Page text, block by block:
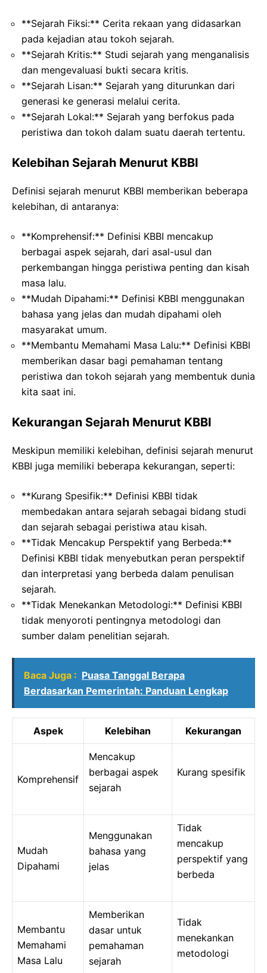
**Sejarah Fiksi:** Cerita rekaan yang didasarkan
pada kejadian atau tokoh sejarah.
**Sejarah Kritis:** Studi sejarah yang menganalisis
dan mengevaluasi bukti secara kritis.
**Sejarah Lisan:** Sejarah yang diturunkan dari
generasi ke generasi melalui cerita.
**Sejarah Lokal:** Sejarah yang berfokus pada
peristiwa dan tokoh dalam suatu daerah tertentu.
Kelebihan Sejarah Menurut KBBI
Definisi sejarah menurut KBBI memberikan beberapa
kelebihan, di antaranya:
**Komprehensif:** Definisi KBBI mencakup
berbagai aspek sejarah, dari asal-usul dan
perkembangan hingga peristiwa penting dan kisah
masa lalu.
**Mudah Dipahami:** Definisi KBBI menggunakan
bahasa yang jelas dan mudah dipahami oleh
masyarakat umum.
**Membantu Memahami Masa Lalu:** Definisi KBBI
memberikan dasar bagi pemahaman tentang
peristiwa dan tokoh sejarah yang membentuk dunia
kita saat ini.
Kekurangan Sejarah Menurut KBBI
Meskipun memiliki kelebihan, definisi sejarah menurut
KBBI juga memiliki beberapa kekurangan, seperti:
**Kurang Spesifik:** Definisi KBBI tidak
membedakan antara sejarah sebagai bidang studi
dan sejarah sebagai peristiwa atau kisah.
**Tidak Mencakup Perspektif yang Berbeda:**
Definisi KBBI tidak menyebutkan peran perspektif
dan interpretasi yang berbeda dalam penulisan
sejarah.
**Tidak Menekankan Metodologi:** Definisi KBBI
tidak menyoroti pentingnya metodologi dan
sumber dalam penelitian sejarah.
Baca Juga : Puasa Tanggal Berapa
Berdasarkan Pemerintah: Panduan Lengkap
Aspek Kelebihan Kekurangan
Komprehensif
Mencakup
berbagai aspek
sejarah
Kurang spesifik
Mudah
Dipahami
Menggunakan
bahasa yang
jelas
Tidak
mencakup
perspektif yang
berbeda
Membantu
Memahami
Masa Lalu
Memberikan
dasar untuk
pemahaman
sejarah
Tidak
menekankan
metodologi